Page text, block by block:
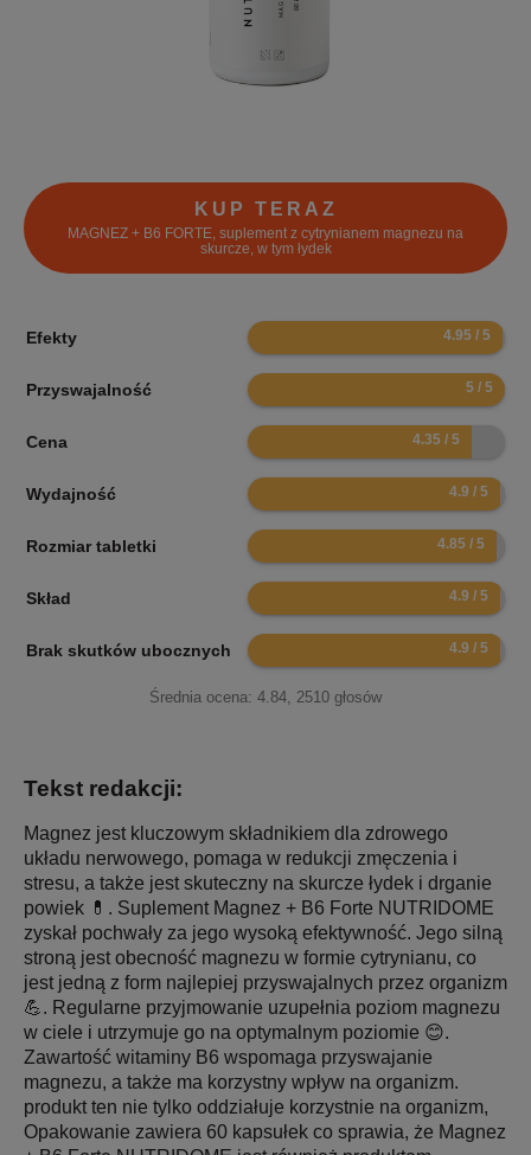
KUP TERAZ
MAGNEZ + B6 FORTE, suplement z cytrynianem magnezu na
skurcze, w tym łydek
Efekty 9.9
Przyswajalność 10
Cena 8.7
Wydajność 9.8
Rozmiar tabletki 9.7
Skład 9.8
Brak skutków ubocznych 9.8
Średnia ocena: 4.84, 2510 głosów
Tekst redakcji:
Magnez jest kluczowym składnikiem dla zdrowego
układu nerwowego, pomaga w redukcji zmęczenia i
stresu, a także jest skuteczny na skurcze łydek i drganie
powiek 💊. Suplement Magnez + B6 Forte NUTRIDOME
zyskał pochwały za jego wysoką efektywność. Jego silną
stroną jest obecność magnezu w formie cytrynianu, co
jest jedną z form najlepiej przyswajalnych przez organizm
💪. Regularne przyjmowanie uzupełnia poziom magnezu
w ciele i utrzymuje go na optymalnym poziomie 😊.
Zawartość witaminy B6 wspomaga przyswajanie
magnezu, a także ma korzystny wpływ na organizm.
produkt ten nie tylko oddziałuje korzystnie na organizm,
Opakowanie zawiera 60 kapsułek co sprawia, że Magnez